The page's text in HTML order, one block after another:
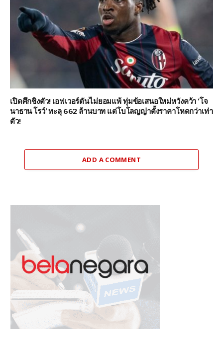
เปิดศึกชิงตัว! เอฟเวอร์ตันไม่ยอมแพ้ ทุ่มข้อเสนอใหม่หวังคว้า ‘โจ
นาธาน โรว์’ ทะลุ 662 ล้านบาท แต่โบโลญญ่าตั้งราคาโหดกว่าเท่า
ตัว!
ADD A COMMENT